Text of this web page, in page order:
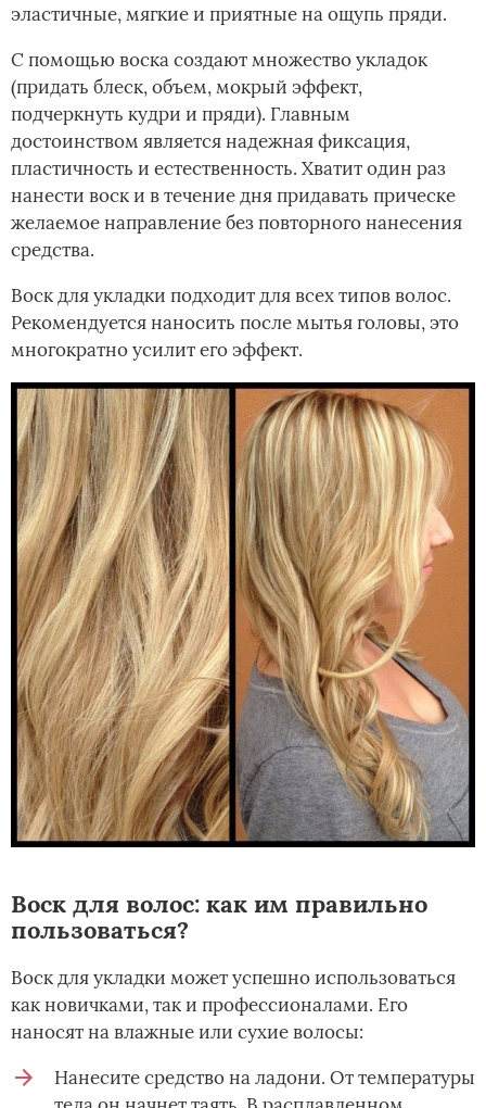
эластичные, мягкие и приятные на ощупь пряди.
С помощью воска создают множество укладок
(придать блеск, объем, мокрый эффект,
подчеркнуть кудри и пряди). Главным
достоинством ­является надежная фиксация,
пластичность и естественность. Хватит один раз
нанести воск и в течение дня придавать прическе
желаемое направление без повторного нанесения
средства.
Воск для укладки подходит для всех типов волос.
Рекомендуется наносить после мытья головы, это
многократно усилит его эффект.
Воск для волос: как им правильно
пользоваться?
Воск для укладки может успешно использоваться
как новичками, так и профессионалами. Его
наносят на влажные или сухие волосы:
Нанесите средство на ладони. От температуры